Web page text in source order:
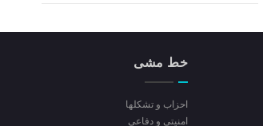
خط مشی
احزاب و تشکلها
امنیتی و دفاعی